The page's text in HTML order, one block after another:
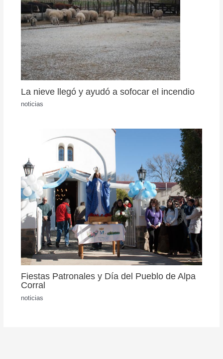
La nieve llegó y ayudó a sofocar el incendio
noticias
Fiestas Patronales y Día del Pueblo de Alpa
Corral
noticias